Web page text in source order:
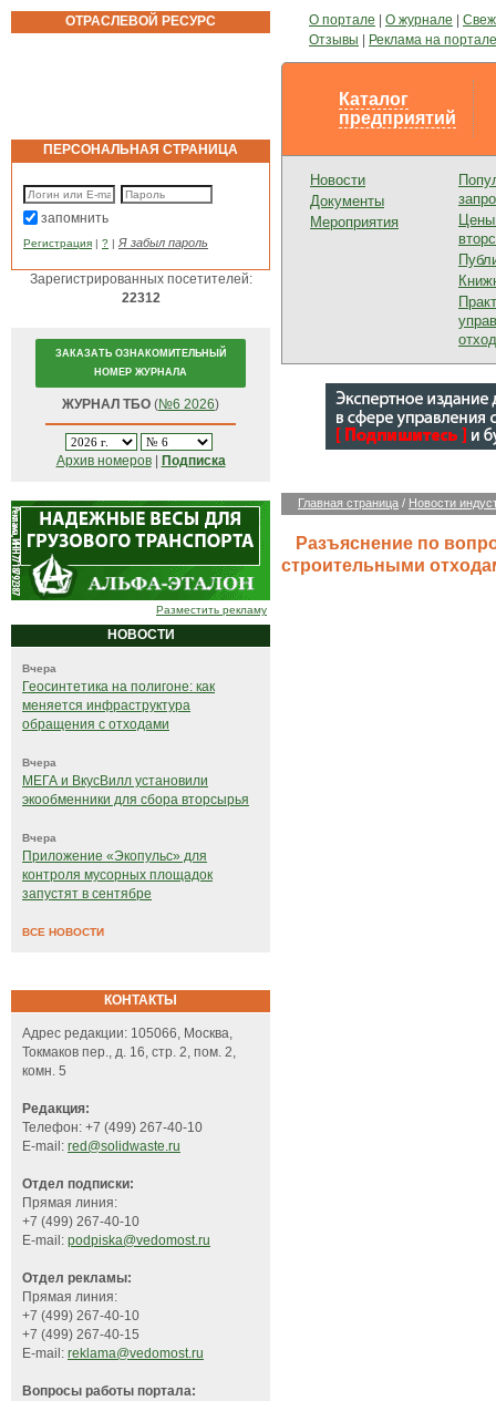
ОТРАСЛЕВОЙ РЕСУРС О портале О журнале
Отзывы | Реклама на портале
ПЕРСОНАЛЬНАЯ СТРАНИЦА
запомнить
Регистрация | ? | Я забыл пароль
Зарегистрированных посетителей:
22312
ЗАКАЗАТЬ ОЗНАКОМИТЕЛЬНЫЙ
НОМЕР ЖУРНАЛА
ЖУРНАЛ ТБО (№6 2026)
Архив номеров| Подписка
Разместить рекламу
НОВОСТИ
Вчера
Геосинтетика на полигоне: как
меняется инфраструктура
обращения с отходами
Вчера
МЕГА и ВкусВилл установили
экообменники для сбора вторсырья
Вчера
Приложение «Экопульс» для
контроля мусорных площадок
запустят в сентябре
ВСЕ НОВОСТИ
КОНТАКТЫ
Адрес редакции: 105066, Москва,
Токмаков пер., д. 16, стр. 2, пом. 2,
комн. 5
Редакция:
Телефон: +7 (499) 267-40-10
E-mail: red@solidwaste.ru
Отдел подписки:
Прямая линия:
+7 (499) 267-40-10
E-mail: podpiska@vedomost.ru
Отдел рекламы:
Прямая линия:
+7 (499) 267-40-10
+7 (499) 267-40-15
E-mail: reklama@vedomost.ru
Вопросы работы портала:
Каталог
предприятий
Новости
Документы
Мероприятия
Главная страница / Новости
Разъяснение по
строительными